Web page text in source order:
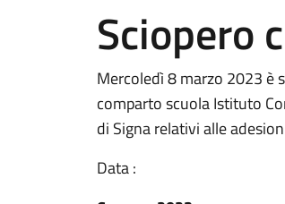
Sciopero
Mercoledì 8 marzo 2023 è
comparto scuola Istituto
di Signa relativi alle
Data :